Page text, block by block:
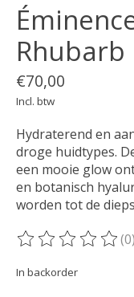
€70,00
Incl. btw
Hydraterend en
droge huidtypes.
een mooie glow
en botanisch
worden tot de
De beoordeling (0)
In backorder